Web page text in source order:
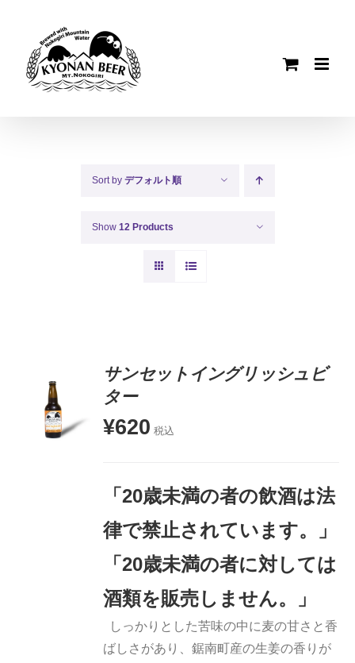
content
Sort by デフォルト順
Show 12 Products
お買い物
カゴに追
サンセットイングリッシュビ
ター
¥620 税込
「20歳未満の者の飲酒は法
律で禁止されています。」
「20歳未満の者に対しては
酒類を販売しません。」
しっかりとした苦味の中に麦の甘さと香
ばしさがあり、鋸南町産の生姜の香りが